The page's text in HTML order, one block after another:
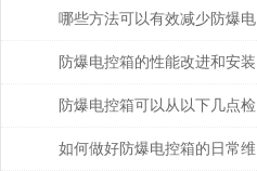
哪些方法可以有效减少防爆电
控箱的故障呢？
防爆电控箱的性能改进和安装
介绍
防爆电控箱可以从以下几点检
查是否老化
如何做好防爆电控箱的日常维